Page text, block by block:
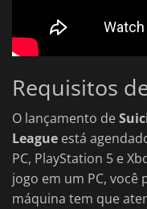
Requisitos
O lançamento de
League está
PC, PlayStation 5 e
jogo em um PC, você
máquina tem que